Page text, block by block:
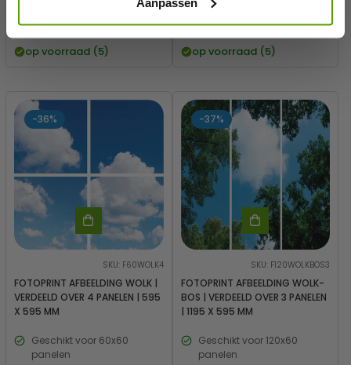
Verkoopprijs
prijs
€ 535,94excl btw
op voorraad (5)
Verkoopprijs
prijs
€ 519,28
€ 357,28excl btw
op voorraad (5)
-36%
SKU: F60WOLK4
FOTOPRINT AFBEELDING WOLK |
VERDEELD OVER 4 PANELEN | 595
X 595 MM
Geschikt voor 60x60
panelen
-37%
SKU: F120WOLKBOS3
FOTOPRINT AFBEELDING WOLK-
BOS | VERDEELD OVER 3 PANELEN
| 1195 X 595 MM
Geschikt voor 120x60
panelen